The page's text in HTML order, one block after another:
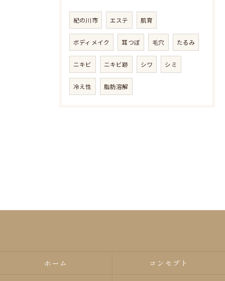
紀の川市 エステ 肌育
ボディメイク 耳つぼ 毛穴 たるみ
ニキビ ニキビ跡 シワ シミ
冷え性 脂肪溶解
ホーム コンセプト